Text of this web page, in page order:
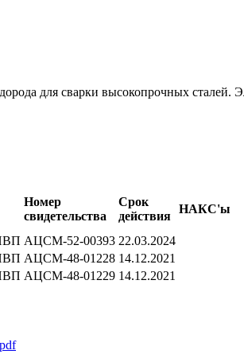
для сварки высокопрочных сталей.
Номер
свидетельства
Срок
действия
НАКС'ы
АЦСМ-52-00393 22.03.2024
АЦСМ-48-01228 14.12.2021
АЦСМ-48-01229 14.12.2021